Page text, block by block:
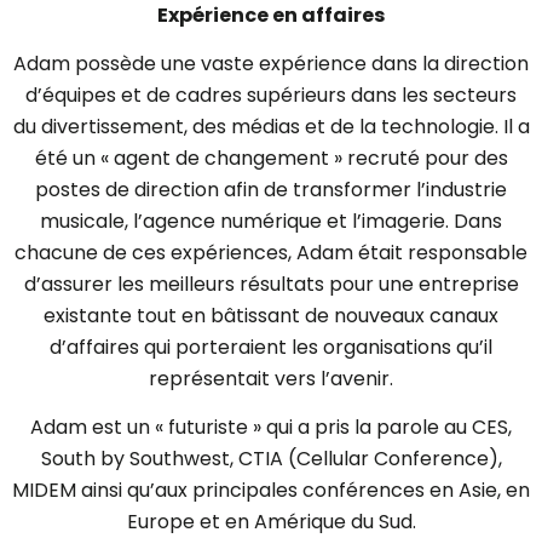
Expérience en affaires
Adam possède une vaste expérience dans la direction
d’équipes et de cadres supérieurs dans les secteurs
du divertissement, des médias et de la technologie. Il a
été un « agent de changement » recruté pour des
postes de direction afin de transformer l’industrie
musicale, l’agence numérique et l’imagerie. Dans
chacune de ces expériences, Adam était responsable
d’assurer les meilleurs résultats pour une entreprise
existante tout en bâtissant de nouveaux canaux
d’affaires qui porteraient les organisations qu’il
représentait vers l’avenir.
Adam est un « futuriste » qui a pris la parole au CES,
South by Southwest, CTIA (Cellular Conference),
MIDEM ainsi qu’aux principales conférences en Asie, en
Europe et en Amérique du Sud.